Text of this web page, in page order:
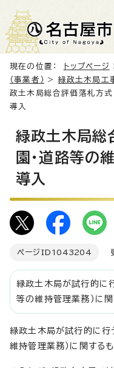
現在の位置： トップページ
（事業者）
> 緑政土木局工
政土木局総合評価落札方式
導入
緑政土木局総
園・道路等の
導入
ページID 1043204 更
緑政土木局が試行的に
等の維持管理業務）に関
緑政土木局が試行的に行
維持管理業務）に関するも